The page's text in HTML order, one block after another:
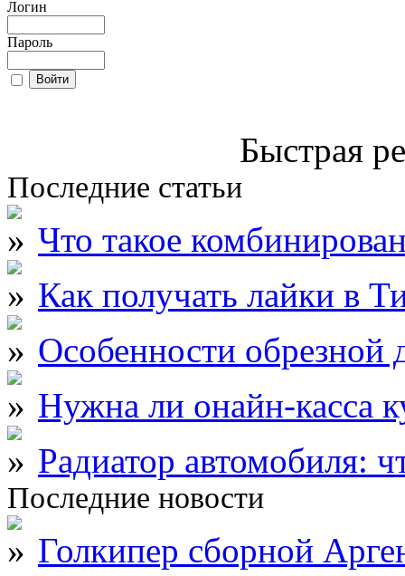
Логин
Пароль
Быстрая
Последние статьи
Что такое
Как получать лайки в
Особенности обрезной
Нужна ли онайн-касса
Радиатор автомобиля:
Последние новости
Голкипер сборной